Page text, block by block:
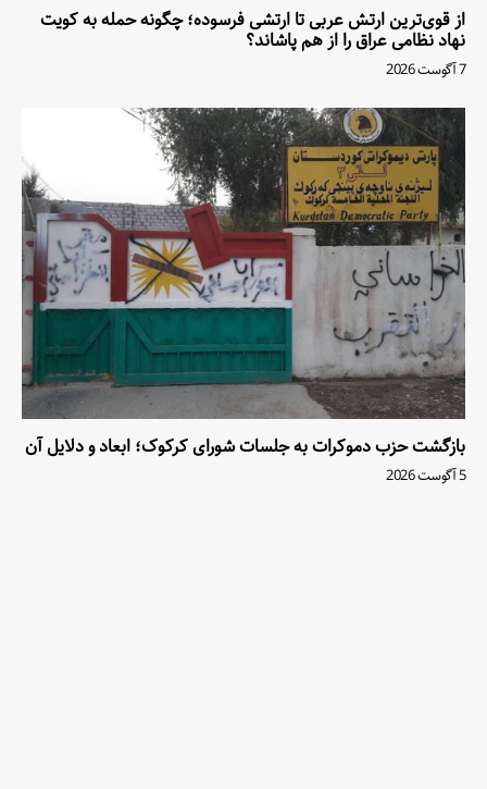
از قوی‌ترین ارتش عربی تا ارتشی فرسوده؛ چگونه حمله به کویت
نهاد نظامی عراق را از هم پاشاند؟
7 آگوست 2026
بازگشت حزب دموکرات به جلسات شورای کرکوک؛ ابعاد و دلایل آن
5 آگوست 2026